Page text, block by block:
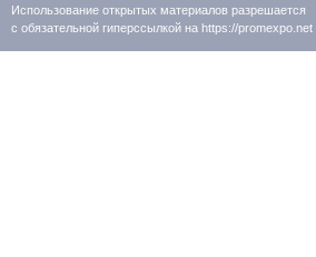
Использование открытых материалов разрешается
с обязательной гиперссылкой на https://promexpo.net